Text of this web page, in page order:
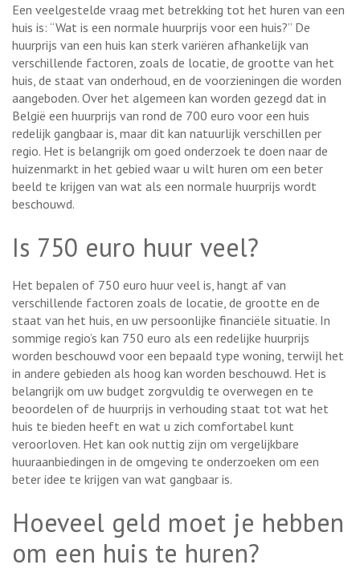
Een veelgestelde vraag met betrekking tot het huren van een
huis is: “Wat is een normale huurprijs voor een huis?” De
huurprijs van een huis kan sterk variëren afhankelijk van
verschillende factoren, zoals de locatie, de grootte van het
huis, de staat van onderhoud, en de voorzieningen die worden
aangeboden. Over het algemeen kan worden gezegd dat in
België een huurprijs van rond de 700 euro voor een huis
redelijk gangbaar is, maar dit kan natuurlijk verschillen per
regio. Het is belangrijk om goed onderzoek te doen naar de
huizenmarkt in het gebied waar u wilt huren om een beter
beeld te krijgen van wat als een normale huurprijs wordt
beschouwd.
Is 750 euro huur veel?
Het bepalen of 750 euro huur veel is, hangt af van
verschillende factoren zoals de locatie, de grootte en de
staat van het huis, en uw persoonlijke financiële situatie. In
sommige regio’s kan 750 euro als een redelijke huurprijs
worden beschouwd voor een bepaald type woning, terwijl het
in andere gebieden als hoog kan worden beschouwd. Het is
belangrijk om uw budget zorgvuldig te overwegen en te
beoordelen of de huurprijs in verhouding staat tot wat het
huis te bieden heeft en wat u zich comfortabel kunt
veroorloven. Het kan ook nuttig zijn om vergelijkbare
huuraanbiedingen in de omgeving te onderzoeken om een
beter idee te krijgen van wat gangbaar is.
Hoeveel geld moet je hebben
om een huis te huren?